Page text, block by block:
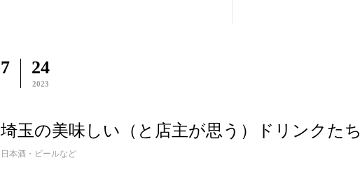
7 24
2023
埼玉の美味しい（と店主が思う）ドリンクたち
日本酒・ビールなど